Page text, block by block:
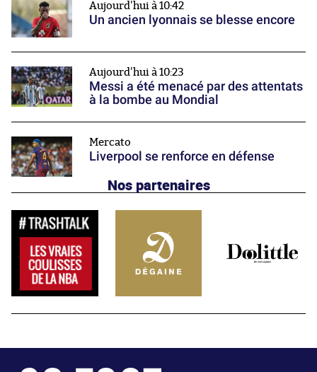
Aujourd'hui à 10:42
Un ancien lyonnais se blesse encore
Aujourd'hui à 10:23
Messi a été menacé par des attentats
à la bombe au Mondial
Mercato
Liverpool se renforce en défense
Nos partenaires